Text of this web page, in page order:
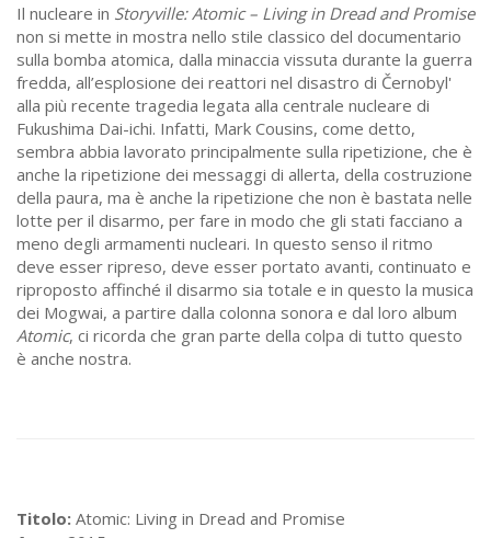
Il nucleare in Storyville: Atomic – Living in Dread and Promise
non si mette in mostra nello stile classico del documentario
sulla bomba atomica, dalla minaccia vissuta durante la guerra
fredda, all’esplosione dei reattori nel disastro di Černobyl'
alla più recente tragedia legata alla centrale nucleare di
Fukushima Dai-ichi. Infatti, Mark Cousins, come detto,
sembra abbia lavorato principalmente sulla ripetizione, che è
anche la ripetizione dei messaggi di allerta, della costruzione
della paura, ma è anche la ripetizione che non è bastata nelle
lotte per il disarmo, per fare in modo che gli stati facciano a
meno degli armamenti nucleari. In questo senso il ritmo
deve esser ripreso, deve esser portato avanti, continuato e
riproposto affinché il disarmo sia totale e in questo la musica
dei Mogwai, a partire dalla colonna sonora e dal loro album
Atomic, ci ricorda che gran parte della colpa di tutto questo
è anche nostra.
Titolo: Atomic: Living in Dread and Promise